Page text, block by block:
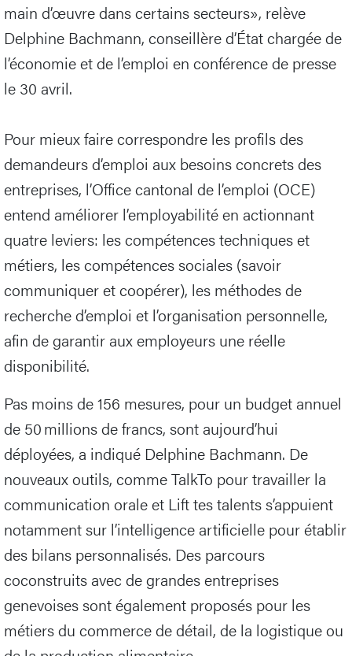
main d’œuvre dans certains secteurs», relève
Delphine Bachmann, conseillère d’État chargée de
l’économie et de l’emploi en conférence de presse
le 30 avril.
Pour mieux faire correspondre les profils des
demandeurs d’emploi aux besoins concrets des
entreprises, l’Office cantonal de l’emploi (OCE)
entend améliorer l’employabilité en actionnant
quatre leviers: les compétences techniques et
métiers, les compétences sociales (savoir
communiquer et coopérer), les méthodes de
recherche d’emploi et l’organisation personnelle,
afin de garantir aux employeurs une réelle
disponibilité.
Pas moins de 156 mesures, pour un budget annuel
de 50 millions de francs, sont aujourd’hui
déployées, a indiqué Delphine Bachmann. De
nouveaux outils, comme TalkTo pour travailler la
communication orale et Lift tes talents s’appuient
notamment sur l’intelligence artificielle pour établir
des bilans personnalisés. Des parcours
coconstruits avec de grandes entreprises
genevoises sont également proposés pour les
métiers du commerce de détail, de la logistique ou